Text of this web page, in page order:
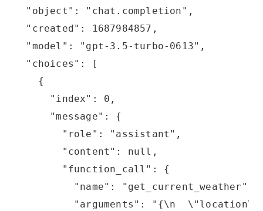
  "object": "chat.completion",
  "created": 1687984857,
  "model": "gpt-3.5-turbo-0613",
  "choices": [
    {
      "index": 0,
      "message": {
        "role": "assistant",
        "content": null,
        "function_call": {
          "name": "get_current_weather",
"arguments": "{\n